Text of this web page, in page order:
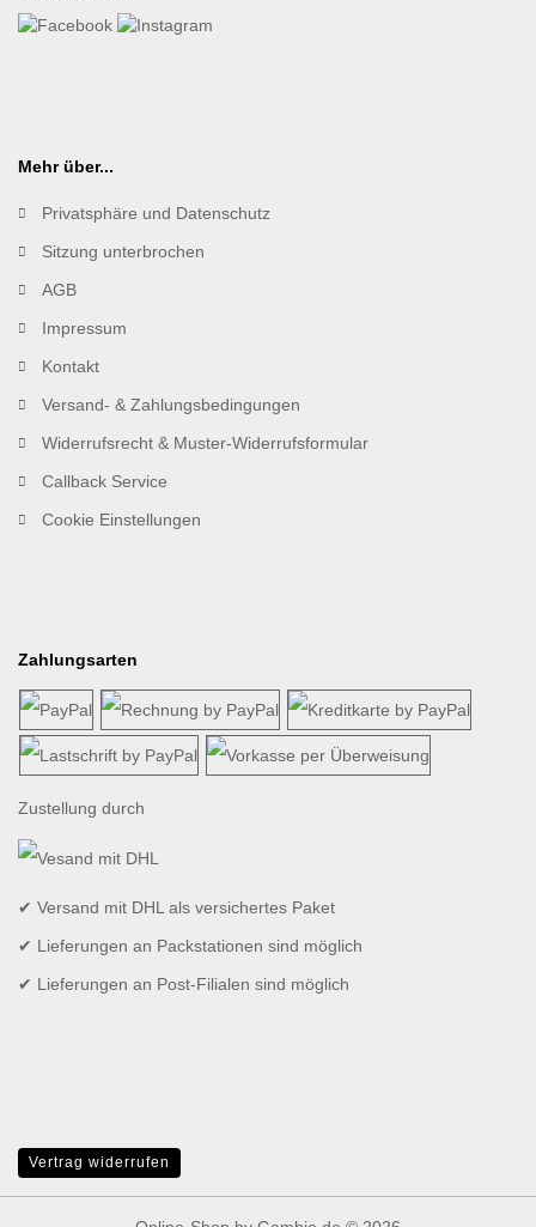
Mehr über...
Privatsphäre und Datenschutz
Sitzung unterbrochen
AGB
Impressum
Kontakt
Versand- & Zahlungsbedingungen
Widerrufsrecht & Muster-Widerrufsformular
Callback Service
Cookie Einstellungen
Zahlungsarten
Zustellung durch
✔ Versand mit DHL als versichertes Paket
✔ Lieferungen an Packstationen sind möglich
✔ Lieferungen an Post-Filialen sind möglich
Vertrag widerrufen